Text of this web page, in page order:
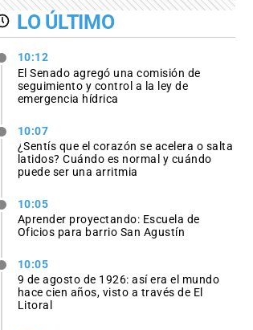
LO ÚLTIMO
10:12
El Senado agregó una comisión de
seguimiento y control a la ley de
emergencia hídrica
10:07
¿Sentís que el corazón se acelera o salta
latidos? Cuándo es normal y cuándo
puede ser una arritmia
10:05
Aprender proyectando: Escuela de
Oficios para barrio San Agustín
10:05
9 de agosto de 1926: así era el mundo
hace cien años, visto a través de El
Litoral